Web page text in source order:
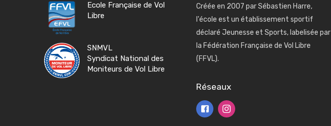
Ecole Française de Vol
Libre
SNMVL
Syndicat National des
Moniteurs de Vol Libre
Créée en 2007 par Sébastien Harre,
l'école est un établissement sportif
déclaré Jeunesse et Sports, labelisée par
la Fédération Française de Vol Libre
(FFVL).
Réseaux